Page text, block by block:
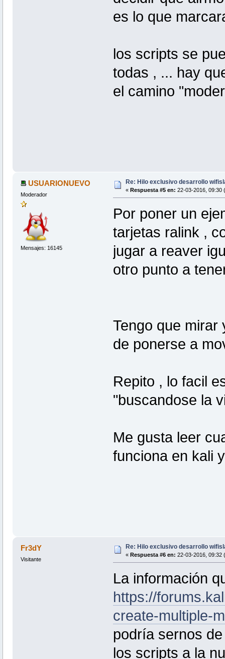
es lo que
los scripts se
todas , ... hay
el camino
USUARIONUEVO
Moderador
Mensajes: 16145
Re: Hilo exclusivo desarrollo
« Respuesta #5 en: 22-03-2016, 09:30
Por poner un
tarjetas ralink ,
jugar a reaver
otro punto a
Tengo que mirar
de ponerse a
Repito , lo facil
"buscandose la
Me gusta leer
funciona en kali
Fr3dY
Visitante
Re: Hilo exclusivo desarrollo
« Respuesta #6 en: 22-03-2016, 09:32
La información
https://
create-multiple-
podría sernos
los scripts a la